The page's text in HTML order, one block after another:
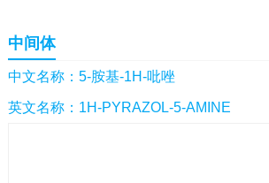
间体|
感染药物中间体
体 |抗精神病药物中间体 |
药中间体|其他原料药中间体|
中间体
中文名称：5-胺基-1H-吡唑
英文名称：1H-PYRAZOL-5-AMINE